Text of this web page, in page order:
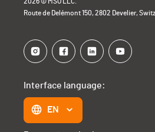
Route de Delémont 150, 2802 Develier,
Interface language:
EN